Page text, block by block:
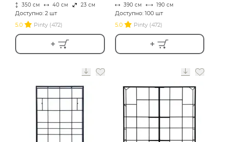
350 см 40 см 23 см
Доступно: 2 шт
5.0
Pinty (472)
390 см 190 см
Доступно: 100 шт
5.0
Pinty (472)